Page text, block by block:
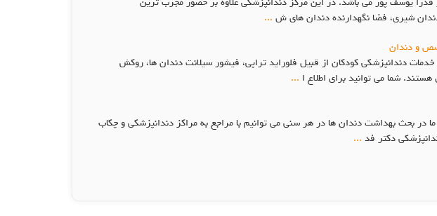
یوسف پور می باشد. در این مرکز دندانپزشکی علاوه بر حضور مجرب ترین
شیری، فضا نگهدارنده دندان های ش ...
و دندان
دندانپزشکی کودکان از قبیل فلوراید تراپی، فیشور سیلانت دندان ها، روکش
شما می توانید برای اطلاع ا ...
بحث بهداشت دندان ها در هر سنی می توانیم با مراجع به مراکز دندانپزشکی و چکاب
دکتر فد ...